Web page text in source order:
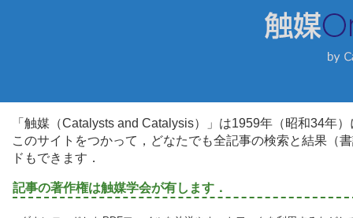
「触媒（Catalysts and Catalysis）」は1959年（昭和34年
このサイトをつかって，どなたでも全記事の検索と結果（
ドもできます．
記事の著作権は触媒学会が有します．